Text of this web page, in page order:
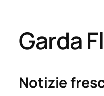
Garda
Notizie